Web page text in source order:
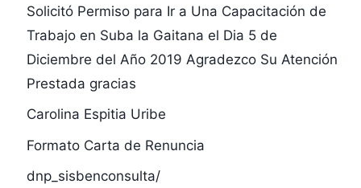
Solicitó Permiso para Ir a Una Capacitación de
Trabajo en Suba la Gaitana el Dia 5 de
Diciembre del Año 2019 Agradezco Su Atención
Prestada gracias
Carolina Espitia Uribe
Formato Carta de Renuncia
dnp_sisbenconsulta/